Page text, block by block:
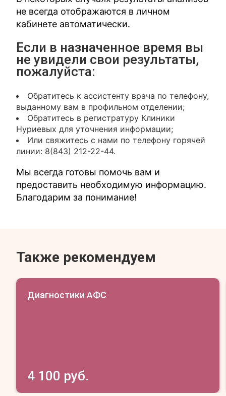
не всегда отображаются в личном
кабинете автоматически.
Если в назначенное время вы
не увидели свои результаты,
пожалуйста:
Обратитесь к ассистенту врача по телефону,
выданному вам в профильном отделении;
Обратитесь в регистратуру Клиники
Нуриевых для уточнения информации;
Или свяжитесь с нами по телефону горячей
линии: 8(843) 212-22-44.
Мы всегда готовы помочь вам и
предоставить необходимую информацию.
Благодарим за понимание!
Также рекомендуем
Диагностики АФС
4 100 руб.